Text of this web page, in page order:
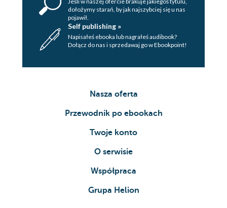
dołożymy starań, by jak najszybciej się u nas
pojawił.
Self publishing »
Napisałeś ebooka lub nagrałeś audibook?
Dołącz do nas i sprzedawaj go w Ebookpoint!
Nasza oferta
Przewodnik po ebookach
Twoje konto
O serwisie
Współpraca
Grupa Helion